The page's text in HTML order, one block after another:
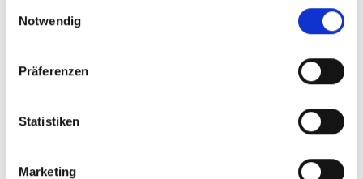
haben oder die sie im Rahmen Ihrer Nutzung der Dienste
Notwendig
Präferenzen
Statistiken
Marketing
Solltest du bereits unseren Newsletter erhalten und
den Abmelde-Link in unserem Mailing oder sende eine E-